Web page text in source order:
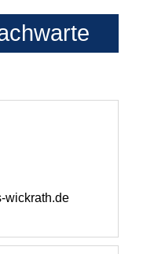
wickrath.de